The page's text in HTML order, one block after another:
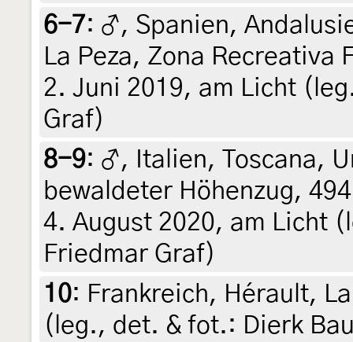
6-7: ♂, Spanien,
La Peza, Zona Recreativa
2. Juni 2019, am Licht
Graf)
8-9: ♂, Italien, Toscana,
bewaldeter Höhenzug,
4. August 2020, am Licht
Friedmar Graf)
10: Frankreich, Hérault,
(leg., det. & fot.: Dierk